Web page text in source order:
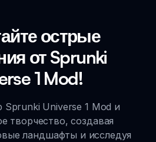
острые
от Sprunki
1 Mod!
Sprunki Universe 1 Mod и
творчество, создавая
ландшафты и исследуя